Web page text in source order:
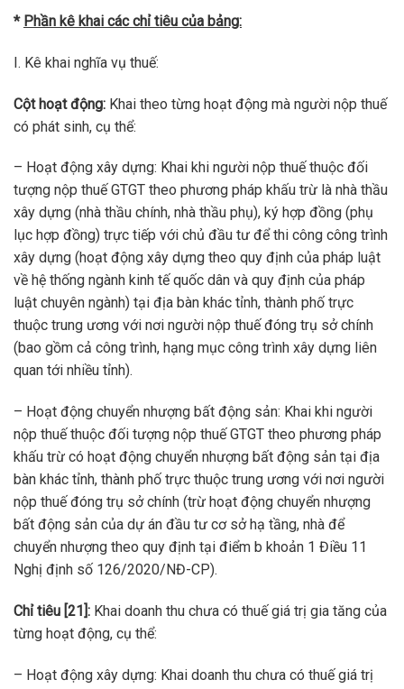
* Phần kê khai các chỉ tiêu của bảng:
I. Kê khai nghĩa vụ thuế:
Cột hoạt động: Khai theo từng hoạt động mà người nộp thuế
có phát sinh, cụ thể:
– Hoạt động xây dựng: Khai khi người nộp thuế thuộc đối
tượng nộp thuế GTGT theo phương pháp khấu trừ là nhà thầu
xây dựng (nhà thầu chính, nhà thầu phụ), ký hợp đồng (phụ
lục hợp đồng) trực tiếp với chủ đầu tư để thi công công trình
xây dựng (hoạt động xây dựng theo quy định của pháp luật
về hệ thống ngành kinh tế quốc dân và quy định của pháp
luật chuyên ngành) tại địa bàn khác tỉnh, thành phố trực
thuộc trung ương với nơi người nộp thuế đóng trụ sở chính
(bao gồm cả công trình, hạng mục công trình xây dựng liên
quan tới nhiều tỉnh).
– Hoạt động chuyển nhượng bất động sản: Khai khi người
nộp thuế thuộc đối tượng nộp thuế GTGT theo phương pháp
khấu trừ có hoạt động chuyển nhượng bất động sản tại địa
bàn khác tỉnh, thành phố trực thuộc trung ương với nơi người
nộp thuế đóng trụ sở chính (trừ hoạt động chuyển nhượng
bất động sản của dự án đầu tư cơ sở hạ tầng, nhà để
chuyển nhượng theo quy định tại điểm b khoản 1 Điều 11
Nghị định số 126/2020/NĐ-CP).
Chỉ tiêu [21]: Khai doanh thu chưa có thuế giá trị gia tăng của
từng hoạt động, cụ thể:
– Hoạt động xây dựng: Khai doanh thu chưa có thuế giá trị